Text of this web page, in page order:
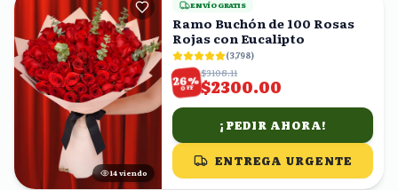
13 viendo
ENVÍO GRATIS
Ramo Buchón de 100 Rosas
Rojas con Eucalipto
(3,798)
26%
OFF
$3108.11
$2300.00
¡PEDIR AHORA!
ENTREGA URGENTE